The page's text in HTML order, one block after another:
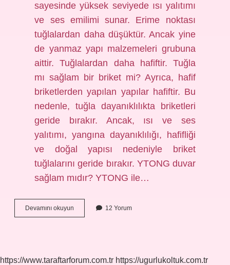
sayesinde yüksek seviyede ısı yalıtımı
ve ses emilimi sunar. Erime noktası
tuğlalardan daha düşüktür. Ancak yine
de yanmaz yapı malzemeleri grubuna
aittir. Tuğlalardan daha hafiftir. Tuğla
mı sağlam bir briket mi? Ayrıca, hafif
briketlerden yapılan yapılar hafiftir. Bu
nedenle, tuğla dayanıklılıkta briketleri
geride bırakır. Ancak, ısı ve ses
yalıtımı, yangına dayanıklılığı, hafifliği
ve doğal yapısı nedeniyle briket
tuğlalarını geride bırakır. YTONG duvar
sağlam mıdır? YTONG ile…
Devamını okuyun
Sağlam
12 Yorum
https://www.taraftarforum.com.tr https://ugurlukoltuk.com.tr